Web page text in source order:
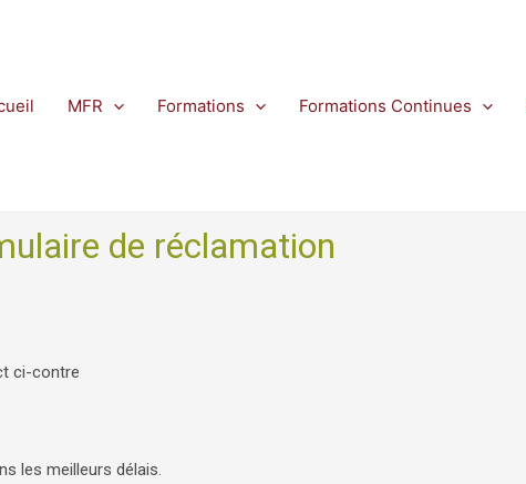
MFR Formations Formations Continues
de réclamation
ci-contre
les meilleurs délais.